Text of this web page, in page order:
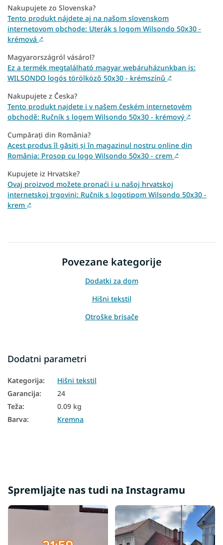
Nakupujete zo Slovenska?
Tento produkt nájdete aj na našom slovenskom
internetovom obchode: Uterák s logom Wilsondo 50x30 -
krémová ↗
Magyarországról vásárol?
Ez a termék megtalálható magyar webáruházunkban is:
WILSONDO logós törölköző 50x30 - krémszínű ↗
Nakupujete z Česka?
Tento produkt najdete i v našem českém internetovém
obchodě: Ručník s logem Wilsondo 50x30 - krémový ↗
Cumpărați din România?
Acest produs îl găsiți și în magazinul nostru online din
România: Prosop cu logo Wilsondo 50x30 - crem ↗
Kupujete iz Hrvatske?
Ovaj proizvod možete pronaći i u našoj hrvatskoj
internetskoj trgovini: Ručnik s logotipom Wilsondo 50x30 -
krem ↗
Povezane kategorije
Dodatki za dom
Hišni tekstil
Otroške brisače
Dodatni parametri
Kategorija:
Hišni tekstil
Garancija:
24
Teža:
0.09 kg
Barva: Kremna
Spremljajte nas tudi na Instagramu